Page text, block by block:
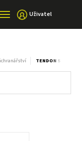
Uživatel
TENDON STATIC